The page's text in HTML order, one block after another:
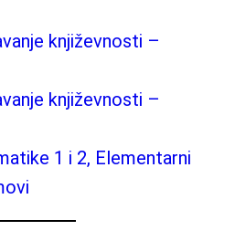
književnosti –
književnosti –
1 i 2, Elementarni